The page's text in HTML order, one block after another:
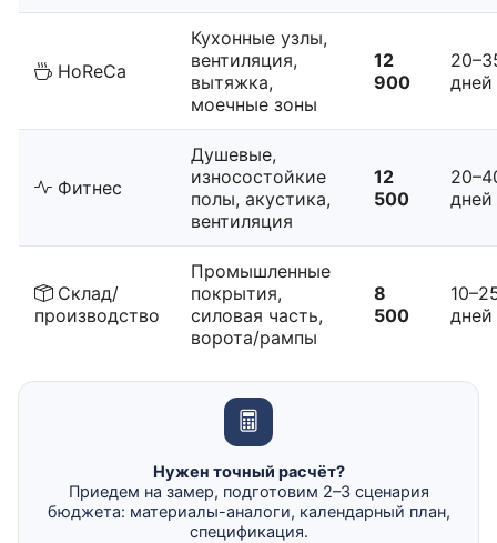
HoReCa
Кухонные узлы,
вентиляция,
вытяжка,
моечные зоны
12
900
дней
Фитнес
Душевые,
износостойкие
полы, акустика,
вентиляция
12
500
дней
Склад/
производство
Промышленные
покрытия,
силовая часть,
ворота/рампы
8
500
дней
Нужен точный расчёт?
Приедем на замер, подготовим 2–3 сценария
бюджета: материалы-аналоги, календарный план,
спецификация.